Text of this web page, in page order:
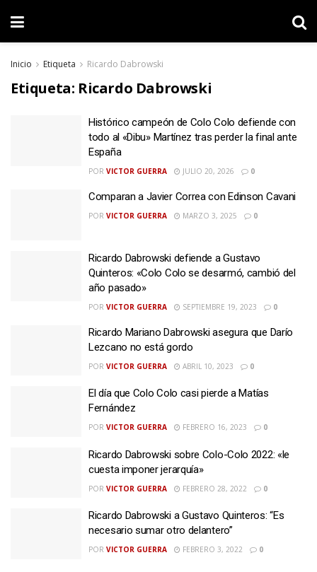
Inicio Etiqueta Ricardo Dabrowski
Etiqueta: Ricardo Dabrowski
Histórico campeón de Colo Colo defiende con
todo al «Dibu» Martínez tras perder la final ante
España
POR VICTOR GUERRA JULIO 20, 2026 0
Comparan a Javier Correa con Edinson Cavani
POR VICTOR GUERRA MARZO 3, 2025 0
Ricardo Dabrowski defiende a Gustavo
Quinteros: «Colo Colo se desarmó, cambió del
año pasado»
POR VICTOR GUERRA SEPTIEMBRE 19, 2023 0
Ricardo Mariano Dabrowski asegura que Darío
Lezcano no está gordo
POR VICTOR GUERRA ABRIL 10, 2023 0
El día que Colo Colo casi pierde a Matías
Fernández
POR VICTOR GUERRA FEBRERO 16, 2023 0
Ricardo Dabrowski sobre Colo-Colo 2022: «le
cuesta imponer jerarquía»
POR VICTOR GUERRA FEBRERO 28, 2022 0
Ricardo Dabrowski a Gustavo Quinteros: “Es
necesario sumar otro delantero”
POR VICTOR GUERRA FEBRERO 3, 2022 0